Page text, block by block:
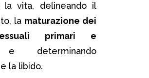
la vita, delineando il
la maturazione dei
primari e
determinando
la libido.